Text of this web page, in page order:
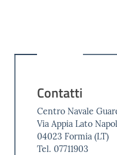
Contatti
Centro Navale
Via Appia Lato
04023 Formia (LT)
Tel. 07711903